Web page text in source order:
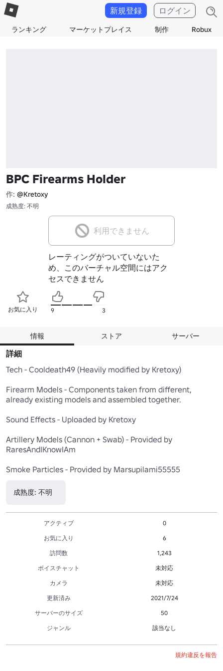
ランキング マーケットプレイス 制作 Robux
新規登録 ログイン
BPC Firearms Holder
作: @Kretoxy
成熟度: 不明
利用できません
レーティングがついていないた
め、このバーチャル空間にはアク
セスできません
お気に入り 9 3
情報 ストア サーバー
詳細
Tech - Cooldeath49 (Heavily modified by Kretoxy)
Firearm Models - Components taken from different,
already existing models and assembled together.
Sound Effects - Uploaded by Kretoxy
Artillery Models (Cannon + Swab) - Provided by
RaresAndIKnowIAm
Smoke Particles - Provided by Marsupilami55555
成熟度: 不明
アクティブ
0
お気に入り
6
訪問数
1,243
ボイスチャット
未対応
カメラ
未対応
更新済み
2021/7/24
サーバーのサイズ
50
ジャンル
該当なし
規約違反を報告